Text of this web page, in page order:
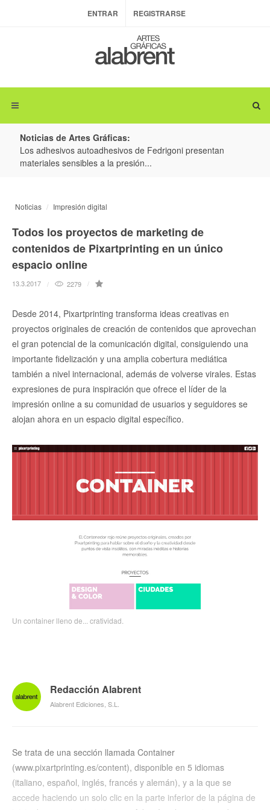
ENTRAR REGISTRARSE
Noticias de Artes Gráficas:
Los adhesivos autoadhesivos de Fedrigoni presentan
materiales sensibles a la presión...
Noticias Impresión digital
Todos los proyectos de marketing de
contenidos de Pixartprinting en un único
espacio online
13.3.2017 2279
Desde 2014, Pixartprinting transforma ideas creativas en
proyectos originales de creación de contenidos que aprovechan
el gran potencial de la comunicación digital, consiguiendo una
importante fidelización y una amplia cobertura mediática
también a nivel internacional, además de volverse virales. Estas
expresiones de pura inspiración que ofrece el líder de la
impresión online a su comunidad de usuarios y seguidores se
alojan ahora en un espacio digital específico.
Un container lleno de... cratividad.
Redacción Alabrent
Alabrent Ediciones, S.L.
Se trata de una sección llamada Container
(www.pixartprinting.es/content), disponible en 5 idiomas
(italiano, español, inglés, francés y alemán), y a la que se
accede haciendo un solo clic en la parte inferior de la página de